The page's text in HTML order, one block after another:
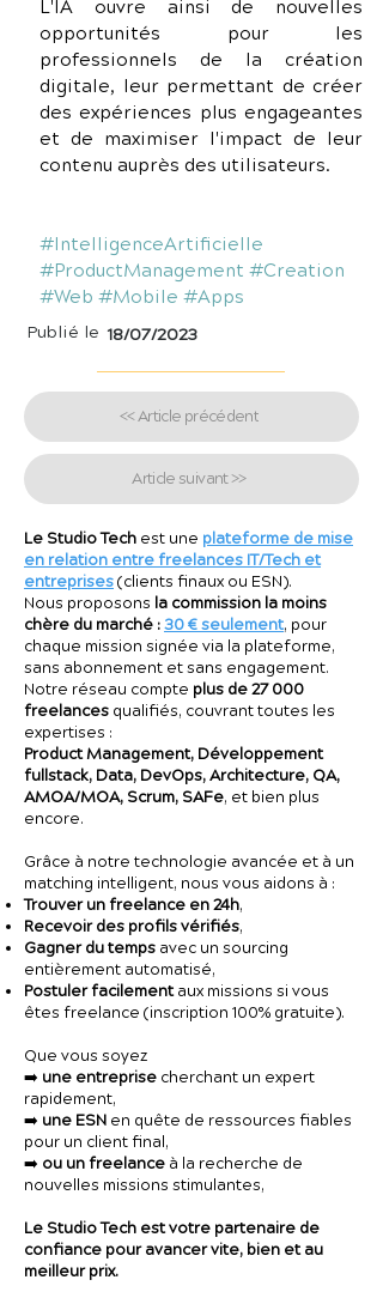
L'IA ouvre ainsi de nouvelles
opportunités pour les
professionnels de la création
digitale, leur permettant de créer
des expériences plus engageantes
et de maximiser l'impact de leur
contenu auprès des utilisateurs.
#IntelligenceArtificielle
#ProductManagement #Creation
#Web #Mobile #Apps
Publié le 18/07/2023
<< Article précédent
Article suivant >>
Le Studio Tech est une plateforme de mise
en relation entre freelances IT/Tech et
entreprises(clients finaux ou ESN).
Nous proposons la commission la moins
chère du marché :30 € seulement, pour
chaque mission signée via la plateforme,
sans abonnement et sans engagement.
Notre réseau compte plus de 27 000
freelances qualifiés, couvrant toutes les
expertises :
Product Management, Développement
fullstack, Data, DevOps, Architecture, QA,
AMOA/MOA, Scrum, SAFe, et bien plus
encore.
Grâce à notre technologie avancée et à un
matching intelligent, nous vous aidons à :
Trouver un freelance en 24h,
Recevoir des profils vérifiés,
Gagner du temps avec un sourcing
entièrement automatisé,
Postuler facilementaux missions si vous
êtes freelance (inscription 100% gratuite).
Que vous soyez
➡️ une entreprise cherchant un expert
rapidement,
➡️ une ESN en quête de ressources fiables
pour un client final,
➡️ ou un freelance à la recherche de
nouvelles missions stimulantes,
Le Studio Tech est votre partenaire de
confiance pour avancer vite, bien et au
meilleur prix.